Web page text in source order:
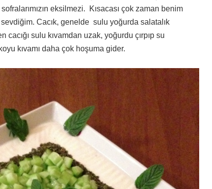
eksilmezi. Kısacası çok zaman benim
sevdiğim. Cacık, genelde sulu yoğurda salatalık
cacığı sulu kıvamdan uzak, yoğurdu çırpıp su
kıvamı daha çok hoşuma gider.